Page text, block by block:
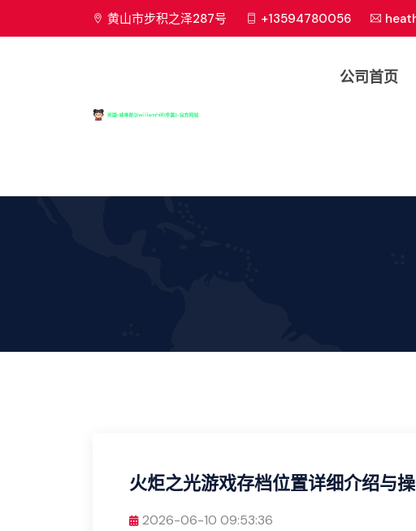
黄山市步积之泽287号 +13594780056
公司首页
火炬之光游戏存档位置详细介绍与
2026-06-10 09:53:36